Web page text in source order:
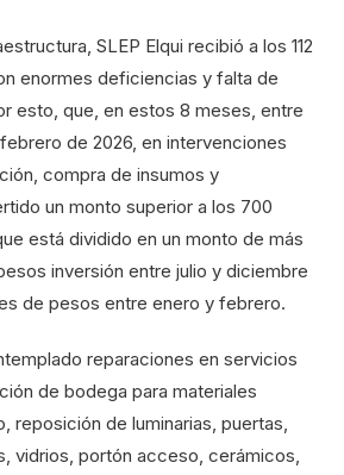
SLEP Elqui recibió a los 112
enormes deficiencias y falta de
esto, que, en estos 8 meses, entre
de 2026, en intervenciones
compra de insumos y
un monto superior a los 700
está dividido en un monto de más
inversión entre julio y diciembre
de pesos entre enero y febrero.
reparaciones en servicios
de bodega para materiales
reposición de luminarias, puertas,
vidrios, portón acceso, cerámicos,